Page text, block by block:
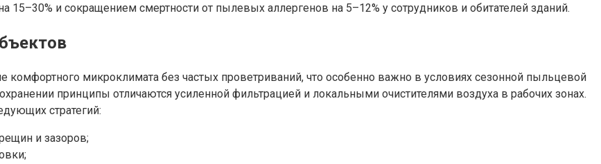
15–30% и сокращением смертности от пылевых аллергенов на 5–12% у сотрудников и обитателей зданий.
микроклимата без частых проветриваний, что особенно важно в условиях сезонной пыльцевой
принципы отличаются усиленной фильтрацией и локальными очистителями воздуха в рабочих зонах.
стратегий:
и зазоров;